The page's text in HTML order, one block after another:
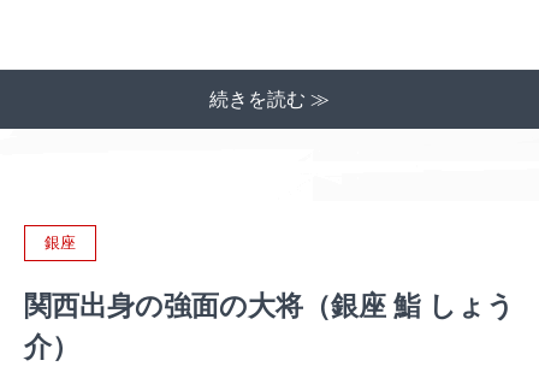
続きを読む ≫
銀座
関西出身の強面の大将（銀座 鮨 しょう
介）